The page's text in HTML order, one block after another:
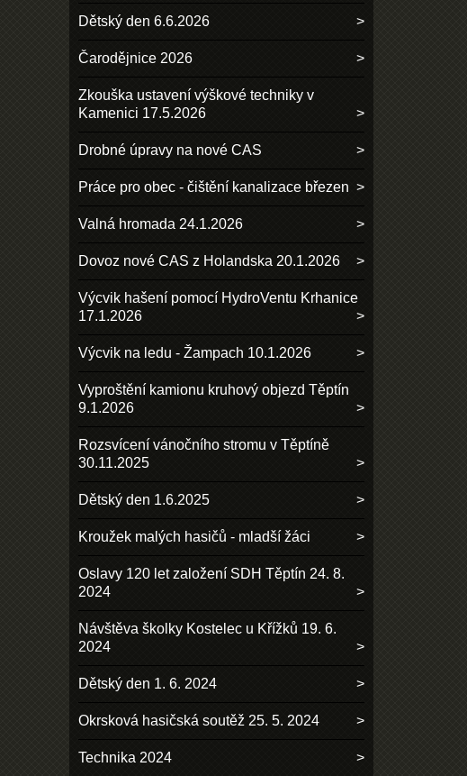
Dětský den 6.6.2026
Čarodějnice 2026
Zkouška ustavení výškové techniky v
Kamenici 17.5.2026
Drobné úpravy na nové CAS
Práce pro obec - čištění kanalizace březen
Valná hromada 24.1.2026
Dovoz nové CAS z Holandska 20.1.2026
Výcvik hašení pomocí HydroVentu Krhanice
17.1.2026
Výcvik na ledu - Žampach 10.1.2026
Vyproštění kamionu kruhový objezd Těptín
9.1.2026
Rozsvícení vánočního stromu v Těptíně
30.11.2025
Dětský den 1.6.2025
Kroužek malých hasičů - mladší žáci
Oslavy 120 let založení SDH Těptín 24. 8.
2024
Návštěva školky Kostelec u Křížků 19. 6.
2024
Dětský den 1. 6. 2024
Okrsková hasičská soutěž 25. 5. 2024
Technika 2024